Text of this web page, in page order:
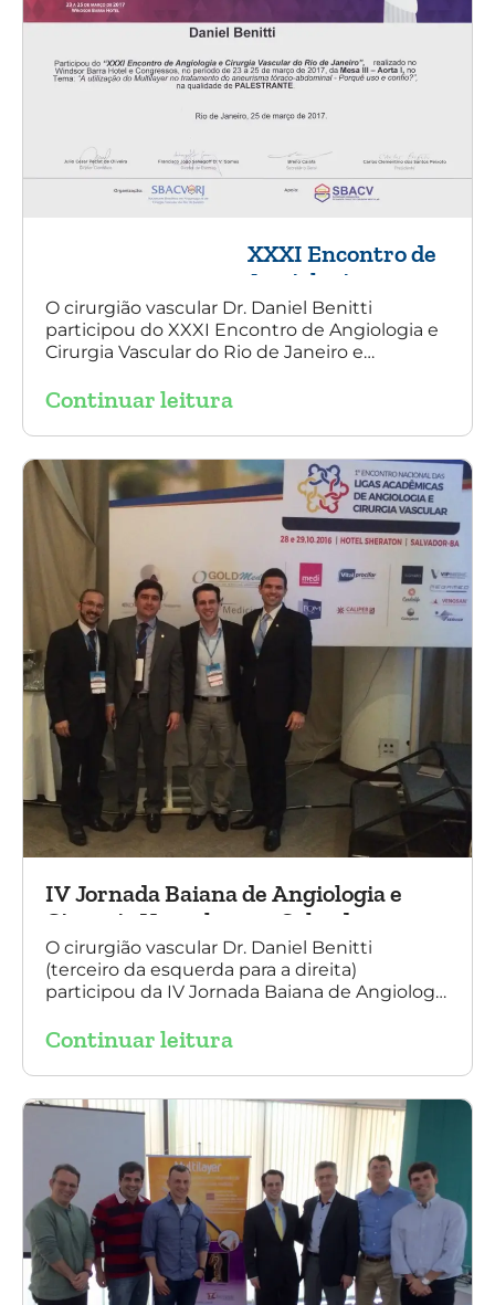
XXXI Encontro de
Angiologia e
Cirurgia Vascular
do Rio de Janeiro
O cirurgião vascular Dr. Daniel Benitti
participou do XXXI Encontro de Angiologia e
Cirurgia Vascular do Rio de Janeiro e
multilayer no tratamento de aneurisma
Continuar leitura
IV Jornada Baiana de Angiologia e
Cirurgia Vascular, em Salvador
O cirurgião vascular Dr. Daniel Benitti
(terceiro da esquerda para a direita)
participou da IV Jornada Baiana de Angiologia
29 de outubro. Na foto também está
SBACV (Sociedade Brasileira de Angiologia e
de Cirurgia Vascular) Bahia.
Continuar leitura